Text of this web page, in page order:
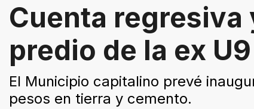
Cuenta regresiva
predio de la ex U9
El Municipio capitalino prevé
pesos en tierra y cemento.